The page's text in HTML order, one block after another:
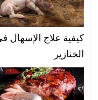
كيفية علاج الإسهال في
الخنازير